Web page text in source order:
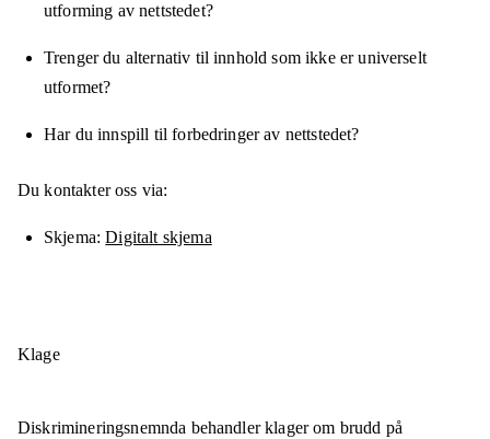
utforming av nettstedet?
Trenger du alternativ til innhold som ikke er universelt
utformet?
Har du innspill til forbedringer av nettstedet?
Du kontakter oss via:
Skjema Digitalt skjema
Klage
Diskrimineringsnemnda behandler klager om brudd på